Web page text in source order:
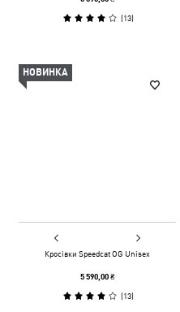
(13)
НОВИНКА
Кросівки Speedcat OG Unisex
5 590,00 ₴
(13)